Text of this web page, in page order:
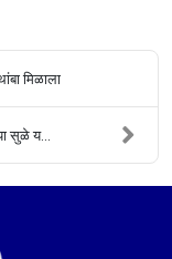
मिळाला
सुळे य...